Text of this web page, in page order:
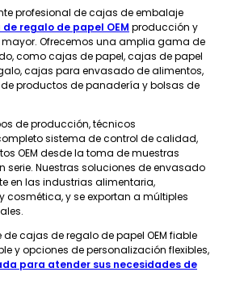
profesional de cajas de embalaje
de regalo de papel OEM producción y
Ofrecemos una amplia gama de
como cajas de papel, cajas de papel
cajas para envasado de alimentos,
productos de panadería y bolsas de
de producción, técnicos
sistema de control de calidad,
OEM desde la toma de muestras
serie. Nuestras soluciones de envasado
en las industrias alimentaria,
cosmética, y se exportan a múltiples
cajas de regalo de papel OEM fiable
y opciones de personalización flexibles,
para atender sus necesidades de